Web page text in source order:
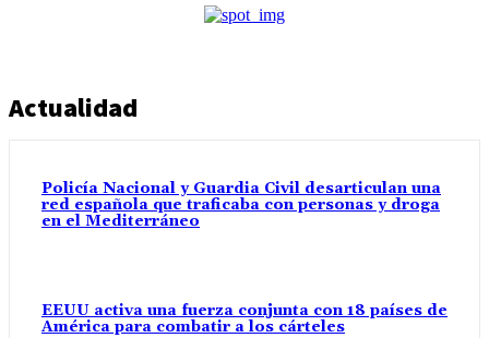
Actualidad
Policía Nacional y Guardia Civil desarticulan una
red española que traficaba con personas y droga
en el Mediterráneo
EEUU activa una fuerza conjunta con 18 países de
América para combatir a los cárteles